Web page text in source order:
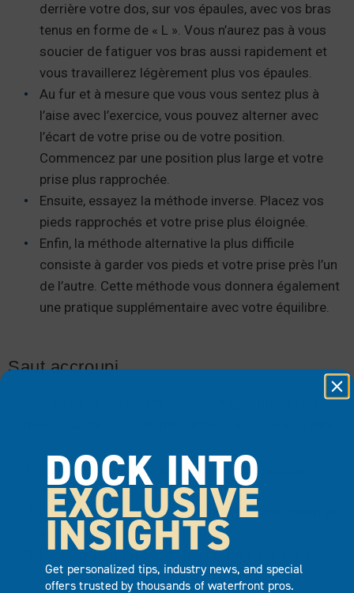
derrière votre dos, sur vos épaules, avec vos bras
tenus en forme de « L ». Vous n’aurez pas à vous
soucier de fatiguer vos bras aussi rapidement et
vous travaillerez légèrement plus vos épaules.
Au fur et à mesure que vous vous sentez plus à
l’aise avec l’exercice, vous pouvez alterner avec
l’écart de votre prise ou de votre position.
Commencez par une position plus large et votre
prise plus rapprochée.
Ensuite, essayez la méthode inverse. Placez vos
pieds rapprochés et votre prise plus éloignée.
Enfin, la méthode alternative la plus difficile
consiste à garder vos pieds et votre prise près l’un
de l’autre. Cette méthode vous donnera également
une pratique supplémentaire avec votre équilibre.
Saut accroupi
Les sauts squats profitent des avantages du squat et lui
En position debout, abaissez-vous en position
accroupie.
Lorsque vous remontez, sautez et tendez vos bras
vers le haut.
Lorsque vous redescendez, revenez à la position
accroupie.
DOCK INTO
EXCLUSIVE
INSIGHTS
Get personalized tips, industry news, and special
offers trusted by thousands of waterfront pros.